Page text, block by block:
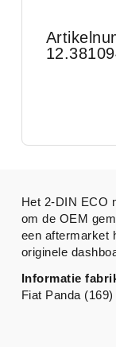
Het 2-DIN ECO
om de OEM
een aftermarket
originele
Informatie
Fiat Panda